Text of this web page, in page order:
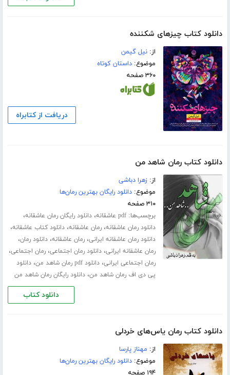
دانلود کتاب چیزهای شکننده
از:نیل گیمن
موضوع:داستان کوتاه
۳۶۰ صفحه
دریافت از کتابراه
دانلود کتاب رمان شاهد من
از:زهرا دباشی
موضوع:دانلود رایگان بهترین رمان‌ها
۳۱۰ صفحه
برچسب‌ها:pdf عاشقانه ،دانلود رایگان رمان عاشقانه،
دانلود رمان عاشقانه،رمان عاشقانه،دانلود کتاب عاشقانه،
دانلود رمان عاشقانه ایرانی،رمان عاشقانه،دانلود رمان،
رمان عاشقانه ایرانی،دانلود رمان اجتماعی،رمان اجتماعی،
رمان اجتماعی ایرانی،دانلود pdf رمان شاهد من ،دانلود
پی دی اف رمان شاهد من،دانلود رایگان رمان شاهد من
دانلود کتاب
دانلود کتاب رمان یاس‌های خردلی
از: مهناز پارسا
موضوع:دانلود رایگان بهترین رمان‌ها
۱۹۴ صفحه